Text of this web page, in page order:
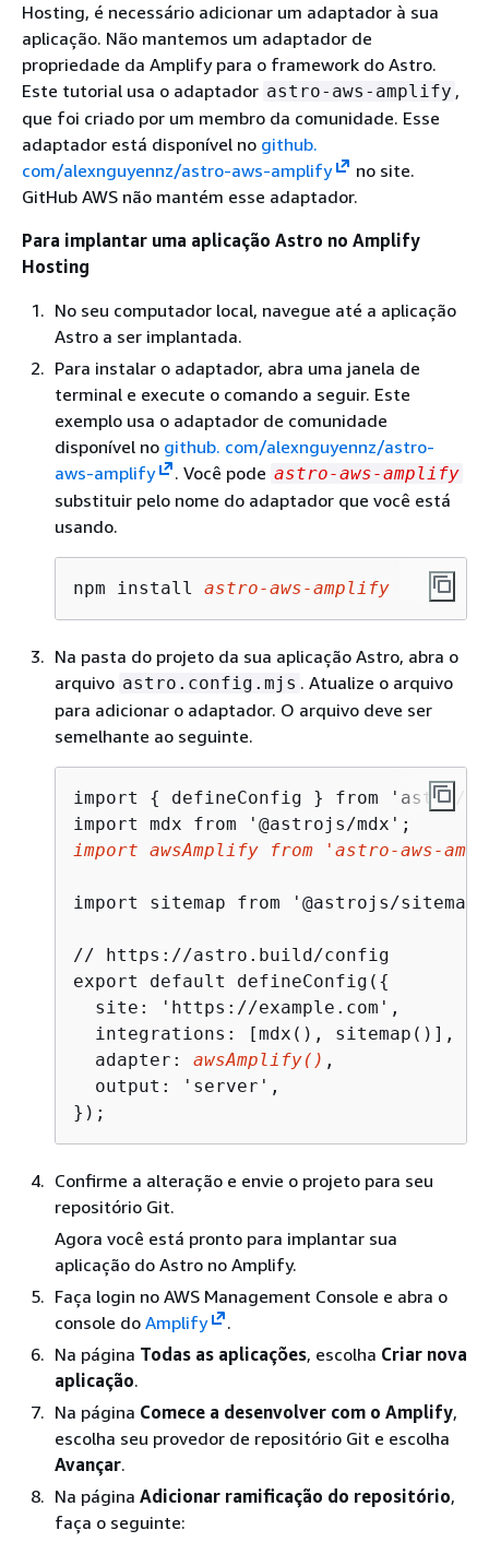
Hosting, é necessário adicionar um adaptador à sua
aplicação. Não mantemos um adaptador de
propriedade da Amplify para o framework do Astro.
Este tutorial usa o adaptador astro-aws-amplify ,
que foi criado por um membro da comunidade. Esse
adaptador está disponível no github.
com/alexnguyennz/astro-aws-amplify
no site.
GitHub AWS não mantém esse adaptador.
Para implantar uma aplicação Astro no Amplify
Hosting
No seu computador local, navegue até a aplicação
Astro a ser implantada.
Para instalar o adaptador, abra uma janela de
terminal e execute o comando a seguir. Este
exemplo usa o adaptador de comunidade
disponível no github. com/alexnguyennz/astro-
aws-amplify
. Você pode astro-aws-amplify
substituir pelo nome do adaptador que você está
usando.
npm install astro-aws-amplify
Na pasta do projeto da sua aplicação Astro, abra o
arquivo astro.config.mjs . Atualize o arquivo
para adicionar o adaptador. O arquivo deve ser
semelhante ao seguinte.
import {
defineConfig } from 'astro/
import awsAmplify from 'astro-aws-
import sitemap from '@astrojs/
// https://astro.build/config
export default defineConfig( {
  site: 'https://example.com',
  integrations: [mdx(), sitemap()],
  adapter:
awsAmplify() ,
  output: 'server',
});
Confirme a alteração e envie o projeto para seu
repositório Git.
Agora você está pronto para implantar sua
aplicação do Astro no Amplify.
Faça login no AWS Management Console e abra o
console do Amplify
.
Na página Todas as aplicações, escolha Criar nova
aplicação.
Na página Comece a desenvolver com o Amplify,
escolha seu provedor de repositório Git e escolha
Avançar.
Na página Adicionar ramificação do repositório,
faça o seguinte: